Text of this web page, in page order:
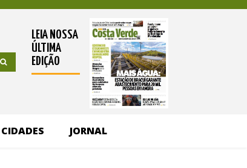
LEIA NOSSA
ÚLTIMA
EDIÇÃO
JORNAL